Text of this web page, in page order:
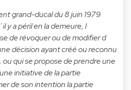
grand-ducal du 8 juin 1979
y a péril en la demeure, l
de révoquer ou de modifier d
décision ayant créé ou reconnu
ou qui se propose de prendre une
initiative de la partie
de son intention la partie